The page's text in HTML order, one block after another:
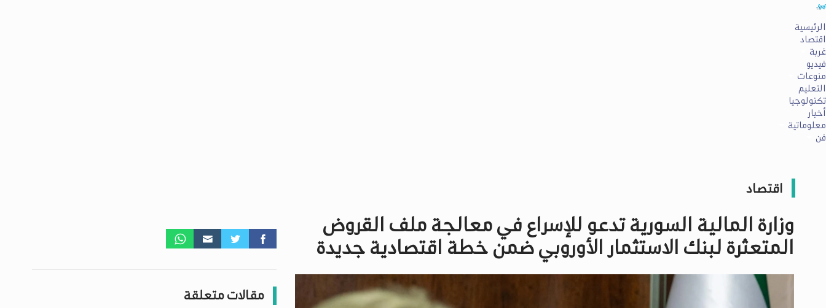
الرئيسية
اقتصاد
غربة
فيديو
منوعات
التعليم
تكنولوجيا
أخبار
معلوماتية
فن
اقتصاد
وزارة المالية السورية تدعو للإسراع في معالجة ملف القروض
المتعثرة لبنك الاستثمار الأوروبي ضمن خطة اقتصادية جديدة
مقالات متعلقة